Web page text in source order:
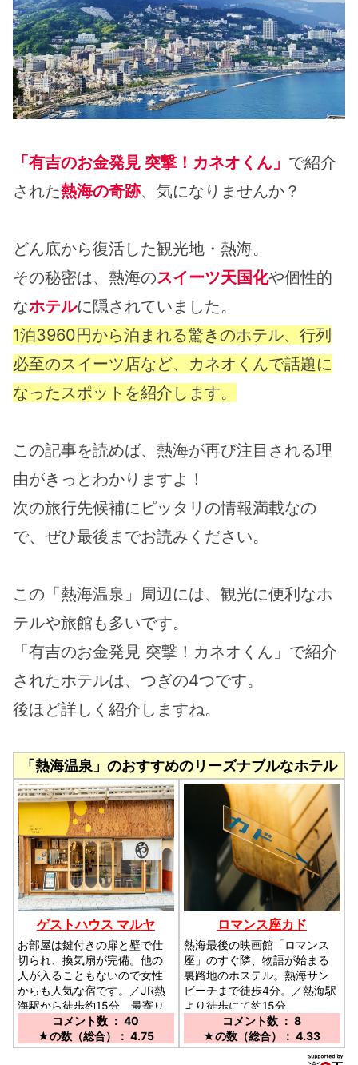
「有吉のお金発見 突撃！カネオくん」 で紹介
された熱海の奇跡、気になりませんか？
どん底から復活した観光地・熱海。
その秘密は、熱海のスイーツ天国化や個性的
なホテルに隠されていました。
1泊3960円から泊まれる驚きのホテル、行列
必至のスイーツ店など、カネオくんで話題に
なったスポットを紹介します。
この記事を読めば、熱海が再び注目される理
由がきっとわかりますよ！
次の旅行先候補にピッタリの情報満載なの
で、ぜひ最後までお読みください。
この「熱海温泉」周辺には、観光に便利なホ
テルや旅館も多いです。
「有吉のお金発見 突撃！カネオくん」で紹介
されたホテルは、つぎの4つです。
後ほど詳しく紹介しますね。
「熱海温泉」のおすすめのリーズナブルなホテル
ゲストハウス マルヤ
お部屋は鍵付きの扉と壁で仕
切られ、換気扇が完備。他の
人が入ることもないので女性
からも人気な宿です。／JR熱
海駅から徒歩約15分、最寄り
バス停から徒歩約5分。後楽
園/熱海港/紅葉が丘行きバスに
乗りサンビーチバス停で降車
コメント数 ： 40
★の数（総合）： 4.75
ロマンス座カド
熱海最後の映画館「ロマンス
座」のすぐ隣、物語が始まる
裏路地のホステル。熱海サン
ビーチまで徒歩4分。／熱海駅
より徒歩にて約15分
コメント数 ： 8
★の数（総合）： 4.33